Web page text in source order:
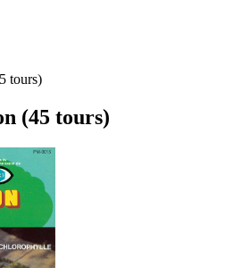
tours)
(45 tours)